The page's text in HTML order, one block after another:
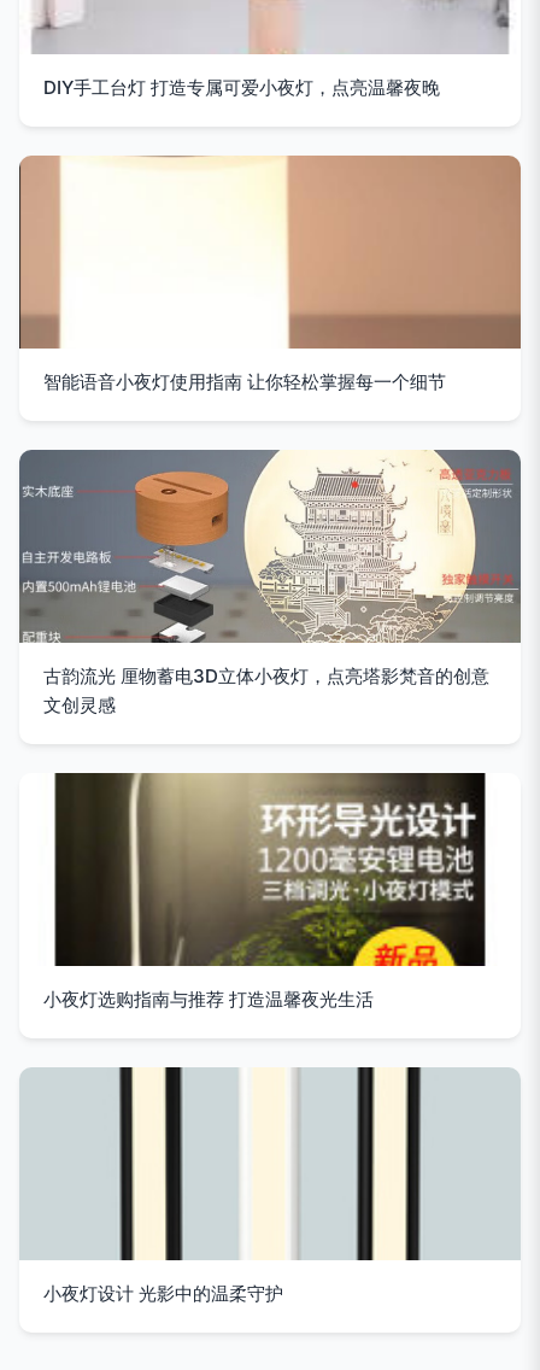
DIY手工台灯 打造专属可爱小夜灯，点亮温馨夜晚
智能语音小夜灯使用指南 让你轻松掌握每一个细节
古韵流光 厘物蓄电3D立体小夜灯，点亮塔影梵音的创意
文创灵感
小夜灯选购指南与推荐 打造温馨夜光生活
小夜灯设计 光影中的温柔守护